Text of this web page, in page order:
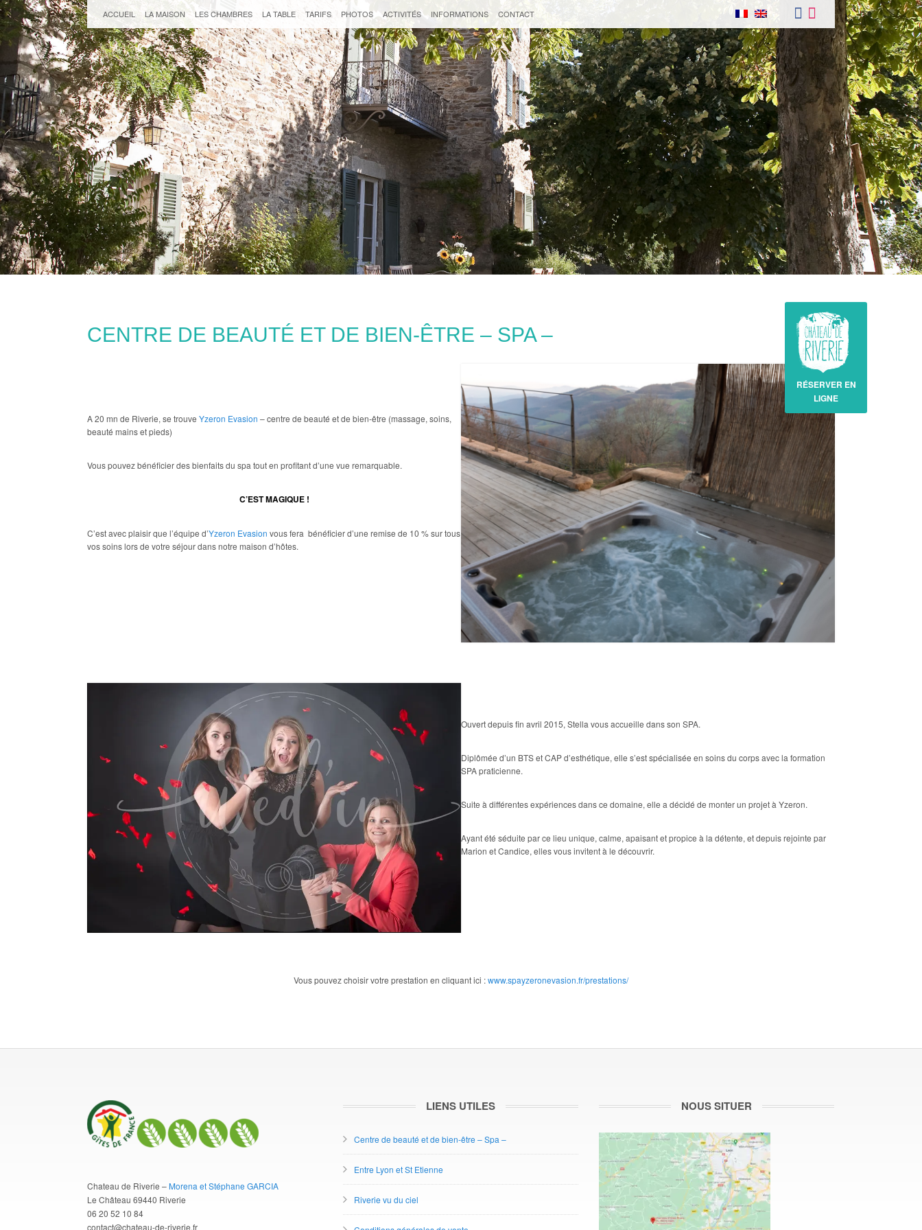
ACCUEIL LA MAISON LES CHAMBRES LA TABLE TARIFS PHOTOS ACTIVITÉS INFORMATIONS CONTACT
RÉSERVER EN
LIGNE
CENTRE DE BEAUTÉ ET DE BIEN-ÊTRE – SPA –
A 20 mn de Riverie, se trouve Yzeron Evasion – centre de beauté et de bien-être (massage, soins,
beauté mains et pieds)
Vous pouvez bénéficier des bienfaits du spa tout en profitant d’une vue remarquable.
C’EST MAGIQUE !
C’est avec plaisir que l’équipe d’Yzeron Evasion vous fera bénéficier d’une remise de 10 % sur tous
vos soins lors de votre séjour dans notre maison d’hôtes.
Ouvert depuis fin avril 2015, Stella vous accueille dans son SPA.
Diplômée d’un BTS et CAP d’esthétique, elle s’est spécialisée en soins du corps avec la formation
SPA praticienne.
Suite à différentes expériences dans ce domaine, elle a décidé de monter un projet à Yzeron.
Ayant été séduite par ce lieu unique, calme, apaisant et propice à la détente, et depuis rejointe par
Marion et Candice, elles vous invitent à le découvrir.
Vous pouvez choisir votre prestation en cliquant ici :www.spayzeronevasion.fr/prestations/
Chateau de Riverie –Morena et Stéphane GARCIA
Le Château 69440 Riverie
06 20 52 10 84
contact@chateau-de-riverie.fr
LIENS UTILES
Centre de beauté et de bien-être – Spa –
Entre Lyon et St Etienne
Riverie vu du ciel
NOUS SITUER